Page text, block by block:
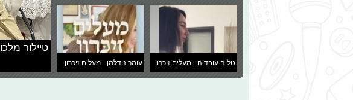
טליה עובדיה - מעלים זיכרון עומר נודלמן - מעלים זיכרון
טיילור